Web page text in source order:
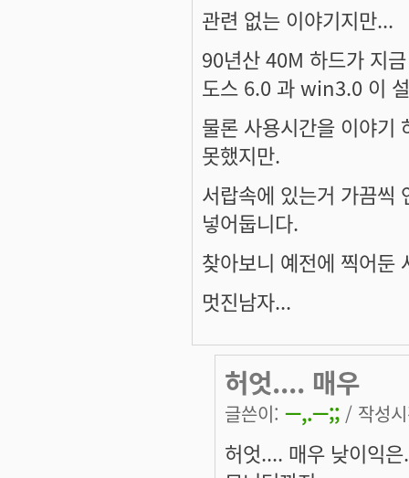
관련 없는 이야기지만...
90년산 40M 하드가 지
도스 6.0 과 win3.0 이
물론 사용시간을 이야기
못했지만.
서랍속에 있는거 가끔씩
넣어둡니다.
찾아보니 예전에 찍어둔
멋진남자...
허엇.... 매우
글쓴이: ㅡ,.ㅡ;; / 작성
허엇.... 매우 낮이익